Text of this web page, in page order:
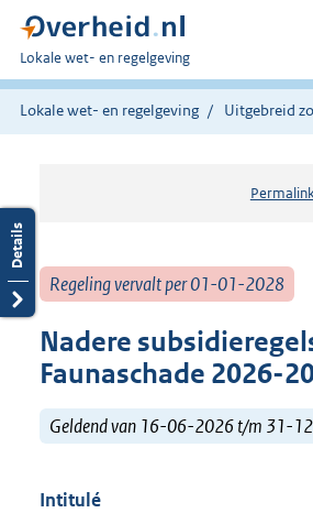
U
bent
hier:
Lokale wet- en regelgeving
Lokale wet- en regelgeving Uitgebreid
Regeling vervalt per 01-01-2028
Nadere
Faunaschade 2026-
Geldend van 16-06-2026 t/m 31-
Intitulé